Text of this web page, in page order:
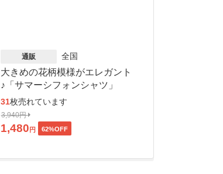
通販 全国
大きめの花柄模様がエレガント
♪「サマーシフォンシャツ」
31枚売れています
3,940円
1,480 円 62%OFF